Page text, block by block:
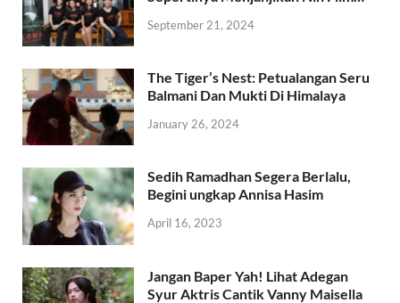
September 21, 2024
The Tiger’s Nest: Petualangan Seru
Balmani Dan Mukti Di Himalaya
January 26, 2024
Sedih Ramadhan Segera Berlalu,
Begini ungkap Annisa Hasim
April 16, 2023
Jangan Baper Yah! Lihat Adegan
Syur Aktris Cantik Vanny Maisella